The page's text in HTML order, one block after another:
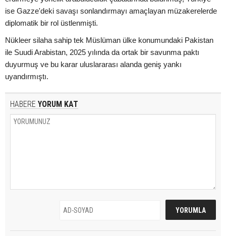
ise Gazze'deki savaşı sonlandırmayı amaçlayan müzakerelerde
diplomatik bir rol üstlenmişti.
Nükleer silaha sahip tek Müslüman ülke konumundaki Pakistan
ile Suudi Arabistan, 2025 yılında da ortak bir savunma paktı
duyurmuş ve bu karar uluslararası alanda geniş yankı
uyandırmıştı.
HABERE YORUM KAT